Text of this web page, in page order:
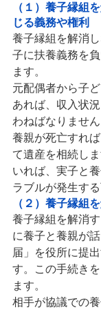
（１）養子縁組
じる義務や権利
養子縁組を解消
子に扶養義務を
ます。
元配偶者から子
あれば、収入状
わねばなりません
養親が死亡すれ
て遺産を相続し
いれば、実子と
ラブルが発生す
（２）養子縁組
養子縁組を解消
に養子と養親が
届」を役所に提
す。この手続き
ます。
相手が協議での